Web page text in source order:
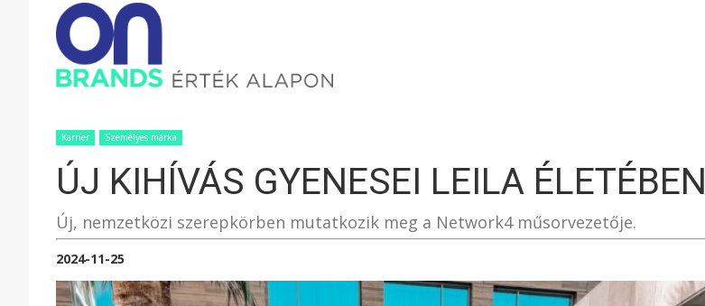
ÉRTÉK
Karrier Személyes márka
ÚJ KIHÍVÁS GYENESEI LEILA ÉLETÉBEN
Új, nemzetközi szerepkörben mutatkozik meg a Network4 műsorvezetője.
2024-11-25